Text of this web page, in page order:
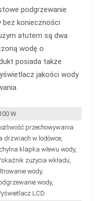
podgrzewanie
bez konieczności
atutem są dwa
wodę o
posiada także
jakości wody
W
przechowywania
drzwiach w lodówce,
klapka wlewu wody,
zużycia wkładu,
wody,
wody,
LCD